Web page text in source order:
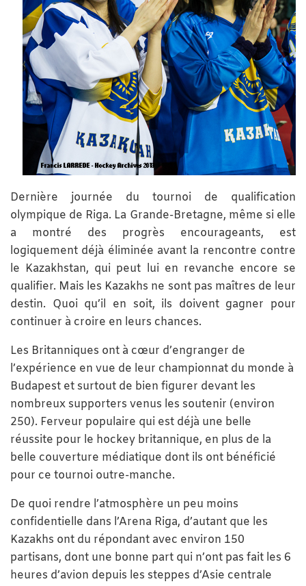
Dernière journée du tournoi de qualification
olympique de Riga. La Grande-Bretagne, même si elle
a montré des progrès encourageants, est
logiquement déjà éliminée avant la rencontre contre
le Kazakhstan, qui peut lui en revanche encore se
qualifier. Mais les Kazakhs ne sont pas maîtres de leur
destin. Quoi qu’il en soit, ils doivent gagner pour
continuer à croire en leurs chances.
Les Britanniques ont à cœur d’engranger de
l’expérience en vue de leur championnat du monde à
Budapest et surtout de bien figurer devant les
nombreux supporters venus les soutenir (environ
250). Ferveur populaire qui est déjà une belle
réussite pour le hockey britannique, en plus de la
belle couverture médiatique dont ils ont bénéficié
pour ce tournoi outre-manche.
De quoi rendre l’atmosphère un peu moins
confidentielle dans l’Arena Riga, d’autant que les
Kazakhs ont du répondant avec environ 150
partisans, dont une bonne part qui n’ont pas fait les 6
heures d’avion depuis les steppes d’Asie centrale